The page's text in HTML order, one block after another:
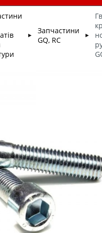
►
Запчастини
GQ, RC
►